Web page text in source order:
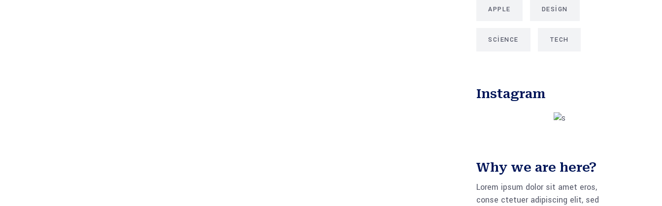
APPLE DESIGN
SCIENCE TECH
Instagram
Why we are here?
Lorem ipsum dolor sit amet eros,
conse ctetuer adipiscing elit, sed